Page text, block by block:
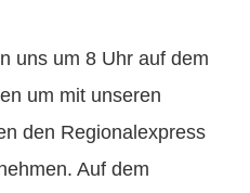
uns um 8 Uhr auf dem
um mit unseren
den Regionalexpress
Auf dem